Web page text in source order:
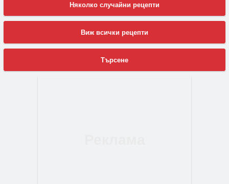
Няколко случайни рецепти
Виж всички рецепти
Търсене